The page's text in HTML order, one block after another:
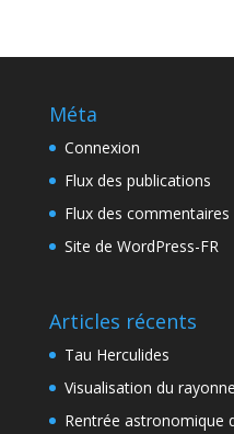
Méta
Connexion
Flux des publications
Flux des commentaires
Site de WordPress-FR
Articles récents
Tau Herculides
Visualisation du
Rentrée astronomique